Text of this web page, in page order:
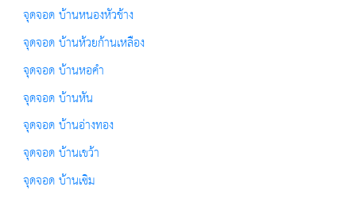
จุดจอด บ้านหนองหัวช้าง
จุดจอด บ้านห้วยก้านเหลือง
จุดจอด บ้านหอคำ
จุดจอด บ้านหัน
จุดจอด บ้านอ่างทอง
จุดจอด บ้านเขว้า
จุดจอด บ้านเซิม